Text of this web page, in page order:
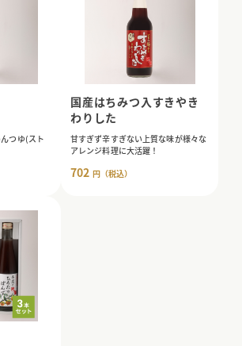
つゆ(スト
国産はちみつ入すきやき
わりした
甘すぎず辛すぎない上質な味が様々な
アレンジ料理に大活躍！
702 円（税込）